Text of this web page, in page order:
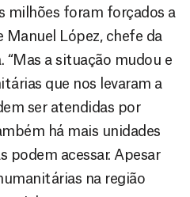
milhões foram forçados a
Manuel López, chefe da
“Mas a situação mudou e
que nos levaram a
ser atendidas por
há mais unidades
podem acessar. Apesar
na região